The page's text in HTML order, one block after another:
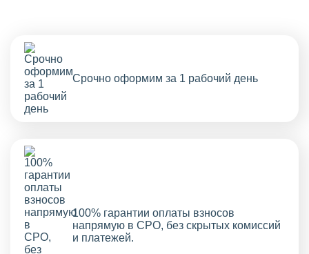
Срочно оформим за 1 рабочий день
100% гарантии оплаты взносов
напрямую в СРО, без скрытых комиссий
и платежей.